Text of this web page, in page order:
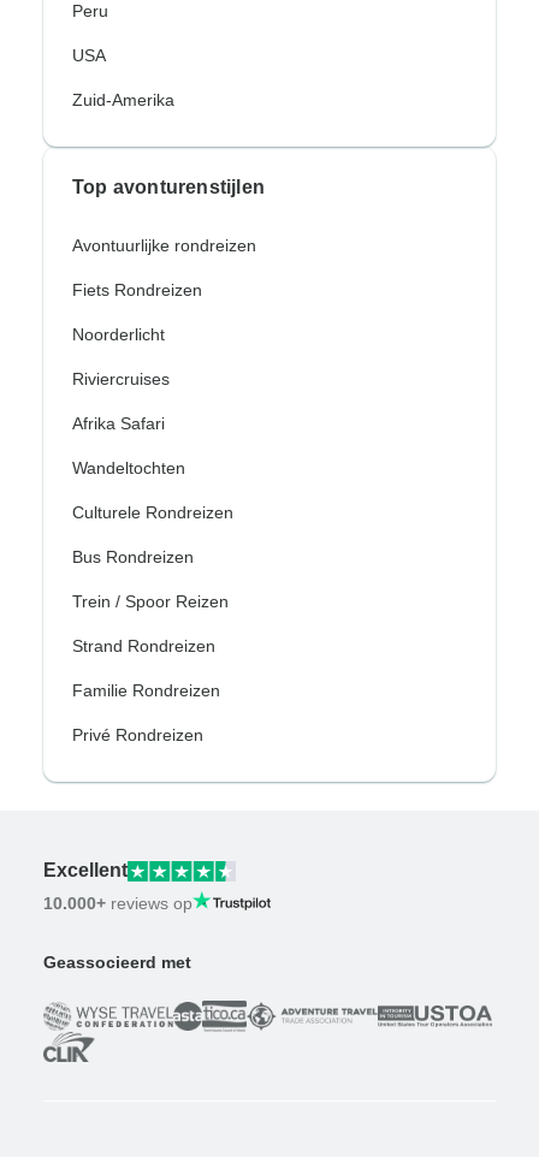
Peru
USA
Zuid-Amerika
Top avonturenstijlen
Avontuurlijke rondreizen
Fiets Rondreizen
Noorderlicht
Riviercruises
Afrika Safari
Wandeltochten
Culturele Rondreizen
Bus Rondreizen
Trein / Spoor Reizen
Strand Rondreizen
Familie Rondreizen
Privé Rondreizen
Excellent
10.000+ reviews op
Geassocieerd met